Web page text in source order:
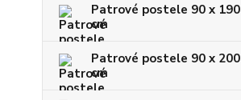
Patrové postele 90 x 190
cm
Patrové postele 90 x 200
cm